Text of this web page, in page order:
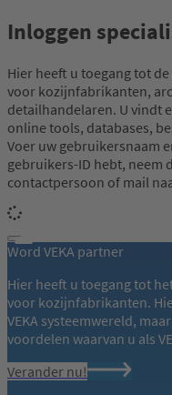
Inloggen
Hier heeft u toegang tot
voor kozijnfabrikanten,
detailhandelaren. U vindt
online tools, databases,
Voer uw gebruikersnaam
gebruikers-ID hebt, neem
contactpersoon of mail
Word VEKA partner
Hier heeft u toegang tot
voor kozijnfabrikanten.
VEKA systeemwereld,
voordelen waarvan u als
Verander nu!